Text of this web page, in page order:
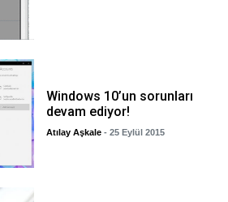
Windows 10’un sorunları
devam ediyor!
Atılay Aşkale - 25 Eylül 2015